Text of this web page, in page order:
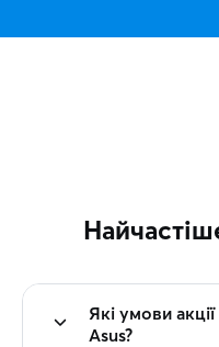
Які умови
Asus?